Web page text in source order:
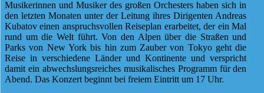
Musikerinnen und Musiker des großen Orchesters haben sich in
den letzten Monaten unter der Leitung ihres Dirigenten Andreas
Kubatov einen anspruchsvollen Reiseplan erarbeitet, der ein Mal
rund um die Welt führt. Von den Alpen über die Straßen und
Parks von New York bis hin zum Zauber von Tokyo geht die
Reise in verschiedene Länder und Kontinente und verspricht
damit ein abwechslungsreiches musikalisches Programm für den
Abend. Das Konzert beginnt bei freiem Eintritt um 17 Uhr.